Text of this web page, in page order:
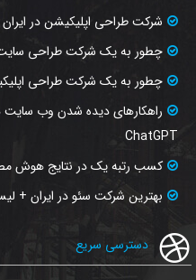
شرکت طراحی اپلیکیشن در ایران با
چطور به یک شرکت طراحی سایت
چطور به یک شرکت طراحی
راهکارهای دیده شدن وب‌ سایت
ChatGPT
کسب رتبه یک در نتایج هوش
بهترین شرکت سئو در ایران +
دسترسی سریع